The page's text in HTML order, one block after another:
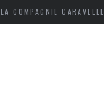
LA COMPAGNIE CARAVELLE